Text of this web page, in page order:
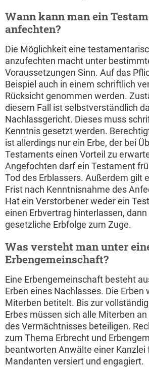
Wann kann man ein
anfechten?
Die Möglichkeit eine
anzufechten macht unter
Voraussetzungen Sinn. Auf das
Beispiel auch in einem schriftlich
Rücksicht genommen werden.
diesem Fall ist selbstverständlich
Nachlassgericht. Dieses muss
Kenntnis gesetzt werden.
ist allerdings nur ein Erbe, der bei
Testaments einen Vorteil zu
Angefochten darf ein Testament
Tod des Erblassers. Außerdem gilt
Frist nach Kenntnisnahme des
Hat ein Verstorbener weder ein
einen Erbvertrag hinterlassen,
gesetzliche Erbfolge zum Zuge.
Was versteht man unter
Erbengemeinschaft?
Eine Erbengemeinschaft besteht
Erben eines Nachlasses. Die Erben
Miterben betitelt. Bis zur
Erbes müssen sich alle Miterben
des Vermächtnisses beteiligen.
zum Thema Erbrecht und
beantworten Anwälte einer Kanzlei
Mandanten versiert und engagiert.